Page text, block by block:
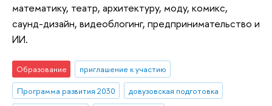
математику, театр, архитектуру, моду, комикс,
саунд-дизайн, видеоблогинг, предпринимательство и
ИИ.
Образование
приглашение к участию
Программа развития 2030
довузовская подготовка